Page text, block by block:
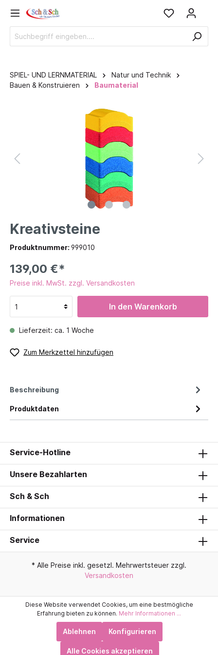
SPIEL- UND LERNMATERIAL
Natur und Technik
Bauen & Konstruieren
Baumaterial
Kreativsteine
Produktnummer: 999010
139,00 €*
Preise inkl. MwSt. zzgl. Versandkosten
In den Warenkorb
Lieferzeit: ca. 1 Woche
Zum Merkzettel hinzufügen
Beschreibung
Produktdaten
Service-Hotline
Unsere Bezahlarten
Sch & Sch
Informationen
Service
* Alle Preise inkl. gesetzl. Mehrwertsteuer zzgl.
Versandkosten
Diese Website verwendet Cookies, um eine bestmögliche
Erfahrung bieten zu können. Mehr Informationen ...
Ablehnen Konfigurieren
Alle Cookies akzeptieren